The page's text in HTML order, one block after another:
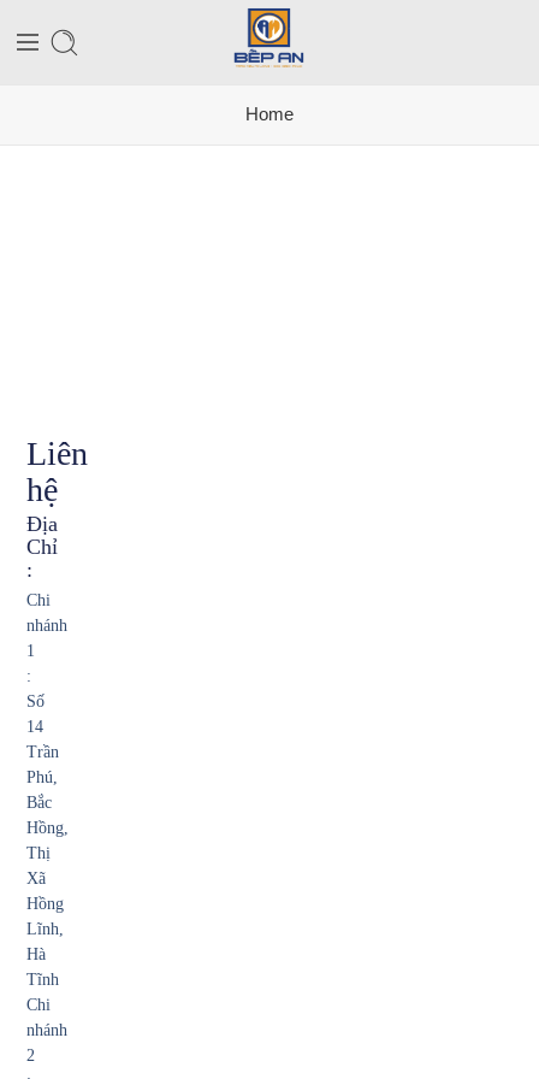
Home
Liên
hệ
Địa
Chỉ
:
Chi
nhánh
1
:
Số
14
Trần
Phú,
Bắc
Hồng,
Thị
Xã
Hồng
Lĩnh,
Hà
Tĩnh
Chi
nhánh
2